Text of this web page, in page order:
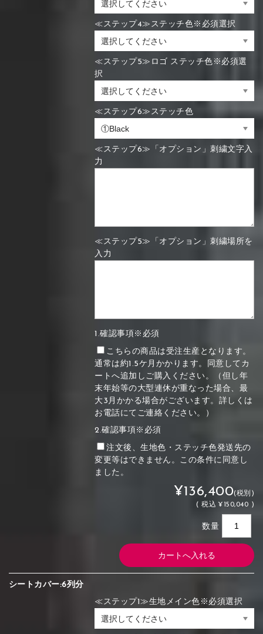
≪ステップ4≫ステッチ色※必須選択
≪ステップ5≫ロゴ ステッチ色※必須選
択
≪ステップ6≫ステッチ色
≪ステップ6≫「オプション」刺繍文字入
力
≪ステップ5≫「オプション」刺繍場所を
入力
1.確認事項※必須
こちらの商品は受注生産となります。
通常は約1.5ケ月かかります。同意してカ
ートへ追加しご購入ください。（但し年
末年始等の大型連休が重なった場合、最
大3月かかる場合がございます。詳しくは
お電話にてご連絡ください。）
2.確認事項※必須
注文後、生地色・ステッチ色発送先の
変更等はできません。この条件に同意し
ました。
¥136,400(税別)
(税込 ¥150,040 )
数量
シートカバー:6列分
≪ステップ1≫生地メイン色※必須選択